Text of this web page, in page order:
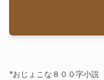
*おじょこな８００字小説